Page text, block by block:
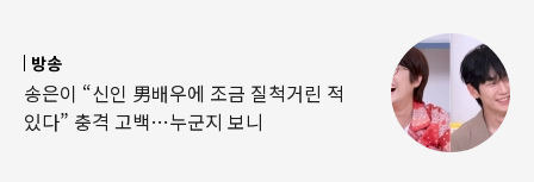
방송
송은이 “신인 男배우에 조금 질척거린 적
있다” 충격 고백…누군지 보니